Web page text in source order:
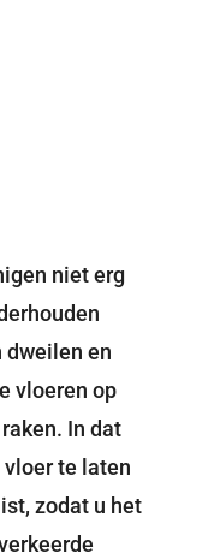
niet erg
dweilen en
vloeren op
In dat
te laten
zodat u het